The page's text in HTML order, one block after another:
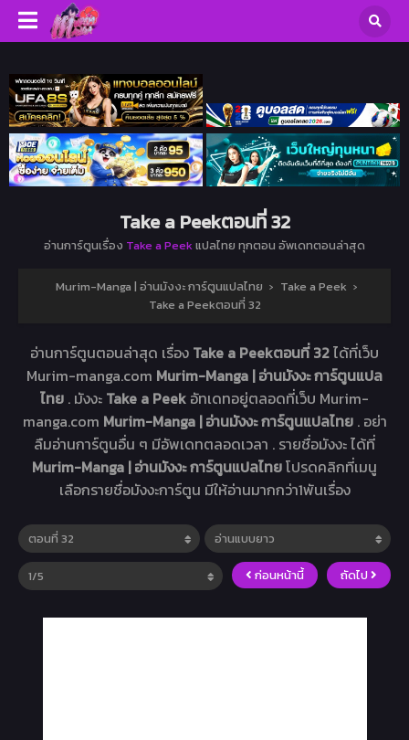
Take a Peekตอนที่ 32
อ่านการ์ตูนเรื่อง Take a Peekแปลไทย ทุกตอน อัพเดทตอนล่าสุด
Murim-Manga | อ่านมังงะ การ์ตูนแปลไทย › Take a Peek ›
Take a Peekตอนที่ 32
อ่านการ์ตูนตอนล่าสุด เรื่อง Take a Peekตอนที่ 32ได้ที่เว็บ
Murim-manga.com Murim-Manga | อ่านมังงะ การ์ตูนแปล
ไทย . มังงะ Take a Peek อัทเดทอยู่ตลอดที่เว็บ Murim-
manga.com Murim-Manga | อ่านมังงะ การ์ตูนแปลไทย . อย่า
ลืมอ่านการ์ตูนอื่น ๆ มีอัพเดทตลอดเวลา . รายชื่อมังงะ ได้ที่
Murim-Manga | อ่านมังงะ การ์ตูนแปลไทยโปรดคลิกที่เมนู
เลือกรายชื่อมังงะการ์ตูน มีให้อ่านมากกว่า1พันเรื่อง
ก่อนหน้านี้ ถัดไป